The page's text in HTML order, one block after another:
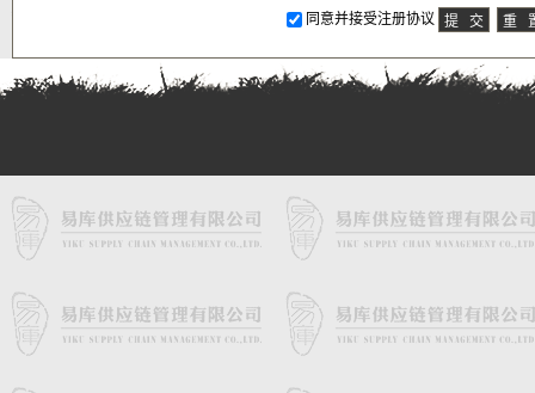
同意并接受注册协议